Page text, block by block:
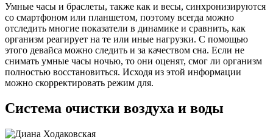
Умные часы и браслеты, также как и весы, синхронизируются
со смартфоном или планшетом, поэтому всегда можно
отследить многие показатели в динамике и сравнить, как
организм реагирует на те или иные нагрузки. С помощью
этого девайса можно следить и за качеством сна. Если не
снимать умные часы ночью, то они оценят, смог ли организм
полностью восстановиться. Исходя из этой информации
можно скорректировать режим для.
Система очистки воздуха и воды